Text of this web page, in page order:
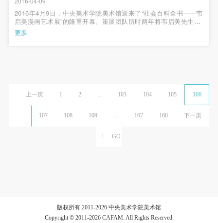
2016年4月9日，中央美术学院美术馆迎来了“社会百科全书——韦
启美漫画艺术展”的隆重开幕。策展团队历时两年将韦启美先生在
1950年至2007年间创作的800余幅手稿整理后首次呈现在广大社
会公众与研究者面前。中央美术学院院长范迪安，中国美术馆副
更多
上一页 1 2 ... 103 104 105 106
107 108 109 ... 167 168 下一页
版权所有 2011-2026 中央美术学院美术馆
Copyright © 2011-2026 CAFAM. All Rights Reserved.